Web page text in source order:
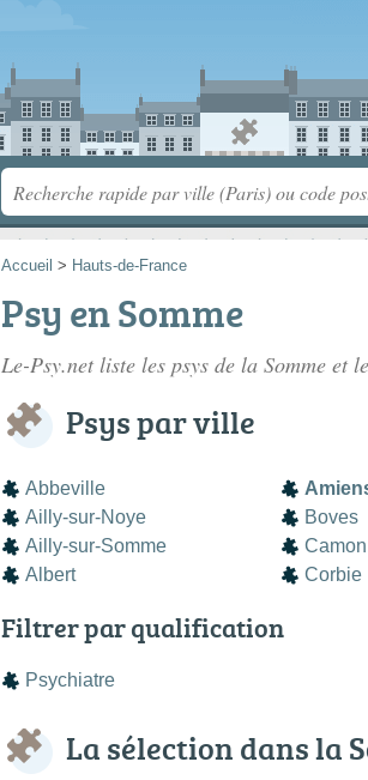
Accueil > Hauts-de-France
Psy en Somme
Le-Psy.net liste les psys de la Somme et
Psys par ville
Abbeville
Ailly-sur-Noye
Ailly-sur-Somme
Albert
Boves
Camon
Corbie
Filtrer par qualification
Psychiatre
La sélection dans la